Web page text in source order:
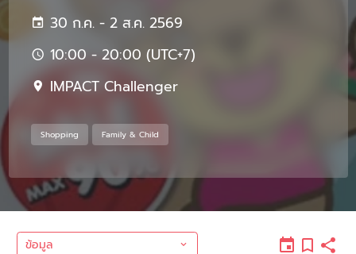
30 ก.ค. - 2 ส.ค. 2569
10:00 - 20:00 (UTC+7)
IMPACT Challenger
Shopping Family & Child
ข้อมูล